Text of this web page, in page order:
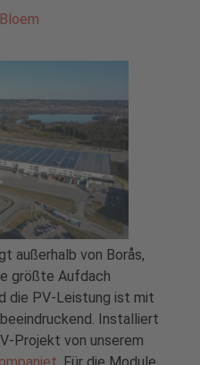
außerhalb von Borås,
größte Aufdach
die PV-Leistung ist mit
beeindruckend. Installiert
Projekt von unserem